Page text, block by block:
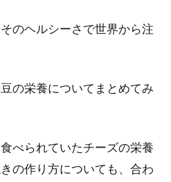
のヘルシーさで世界から注
の栄養についてまとめてみ
べられていたチーズの栄養
の作り方についても、合わ